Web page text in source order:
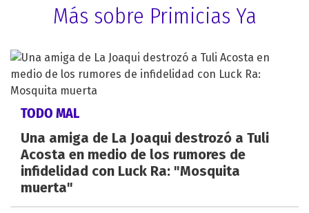
Más sobre Primicias Ya
TODO MAL
Una amiga de La Joaqui destrozó a Tuli
Acosta en medio de los rumores de
infidelidad con Luck Ra: "Mosquita
muerta"